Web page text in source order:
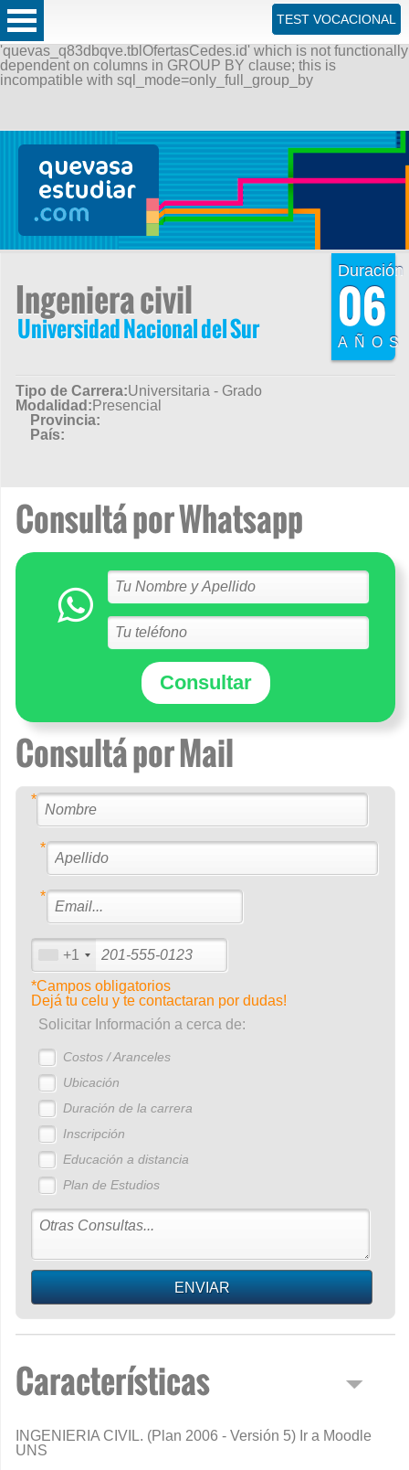
ERROR: SQLSTATE[42000]: Syntax error or access violation:
1055 Expression #1 of SELECT list is not in GROUP BY
clause and contains nonaggregated column
'quevas_q83dbqve.tblOfertasCedes.id' which is not functionally
dependent on columns in GROUP BY clause; this is
incompatible with sql_mode=only_full_group_by
TEST VOCACIONAL
Duración
06
AÑOS
Ingeniera civil
Universidad Nacional del Sur
Tipo de Carrera:Universitaria - Grado
Modalidad: Presencial
Provincia:
País:
Consultá por Whatsapp
Consultar
Consultá por Mail
*
*
*
+1
*Campos obligatorios
Dejá tu celu y te contactaran por dudas!
Solicitar Información a cerca de:
Costos / Aranceles
Ubicación
Duración de la carrera
Inscripción
Educación a distancia
Plan de Estudios
Características
INGENIERIA CIVIL. (Plan 2006 - Versión 5) Ir a Moodle
UNS